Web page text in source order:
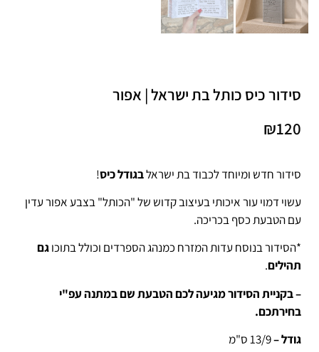
סידור כיס כותל בת ישראל | אפור
₪120
סידור חדש ומיוחד לכבוד בת ישראלבגודל כיס!
עשוי דמוי עור איכותי בעיצוב קדוש של "הכותל" בצבע אפור עדין
עם הטבעת כסף בכריכה.
*הסידור בנוסח עדות המזרח כמנהג הספרדים וכולל בתוכוגם
תהילים.
– בקניית הסידור מגיעה לכם הטבעת שם במתנה עפ"י
בחירתכם.
גודל –